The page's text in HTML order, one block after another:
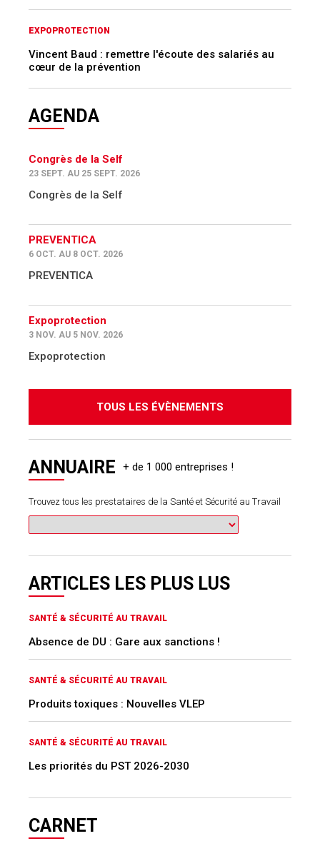
EXPOPROTECTION
Vincent Baud : remettre l'écoute des salariés au
cœur de la prévention
AGENDA
Congrès de la Self
23 SEPT. AU 25 SEPT. 2026
Congrès de la Self
PREVENTICA
6 OCT. AU 8 OCT. 2026
PREVENTICA
Expoprotection
3 NOV. AU 5 NOV. 2026
Expoprotection
TOUS LES ÉVÈNEMENTS
ANNUAIRE
Trouvez tous les prestataires de la Santé et Sécurité au Travail
ARTICLES LES PLUS LUS
SANTÉ & SÉCURITÉ AU TRAVAIL
Absence de DU : Gare aux sanctions !
SANTÉ & SÉCURITÉ AU TRAVAIL
Produits toxiques : Nouvelles VLEP
SANTÉ & SÉCURITÉ AU TRAVAIL
Les priorités du PST 2026-2030
CARNET